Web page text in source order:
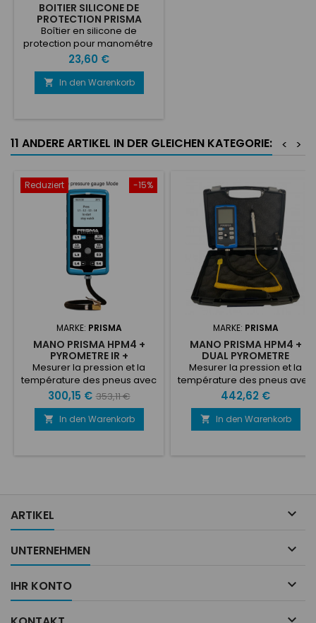
BOITIER SILICONE DE
PROTECTION PRISMA
Boîtier en silicone de
protection pour manométre
Video de présentation
Preis
23,60 €
 In den Warenkorb
11 ANDERE ARTIKEL IN DER GLEICHEN KATEGORIE: >
<
-15%
Reduziert
MARKE: PRISMA
MANO PRISMA HPM4 +
PYROMETRE IR +
STOPWATCH
Mesurer la pression et la
température des pneus avec
le capteur infrarouge TIRE
PRESSURE GAUGE Hiprema 4 -
5 BAR / 72 PSI - Précision
Classe 0,1%Pyromètre de
Preis
300,15 € Verkaufspreis
353,11 €
 In den Warenkorb
MARKE: PRISMA
MANO PRISMA HPM4 +
DUAL PYROMETRE
Mesurer la pression et la
température des pneus avec
le capteur STILET TIRE
PRESSURE GAUGE Hiprema 4 -
5 BAR / 72 PSI - Précision
Classe 0,1%Pyromètre de
Preis
442,62 €
 In den Warenkorb
ARTIKEL 
UNTERNEHMEN 
IHR KONTO 